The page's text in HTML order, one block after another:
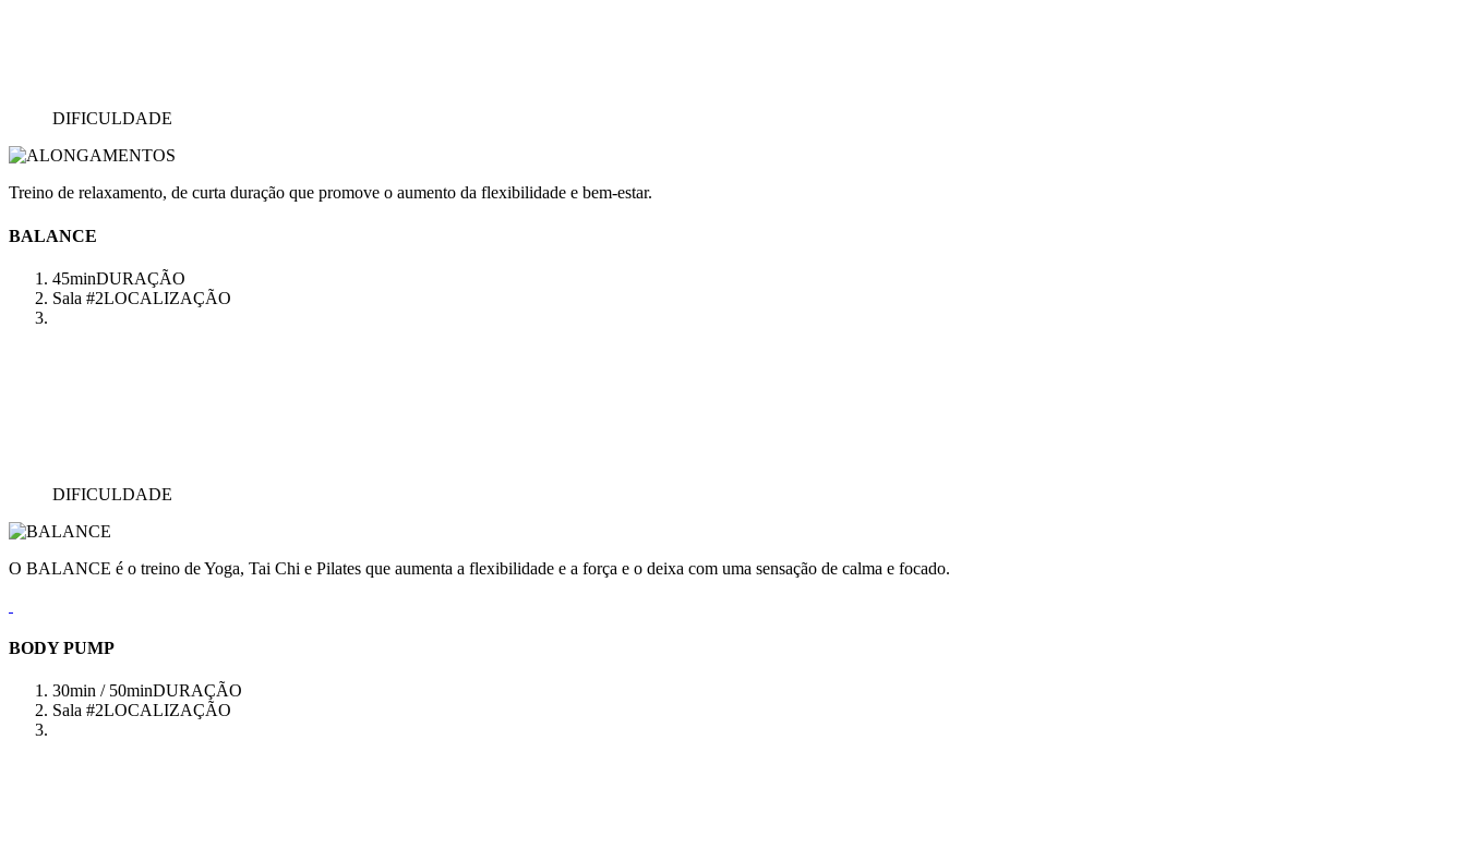
DIFICULDADE
Treino de relaxamento, de curta duração que promove o aumento da flexibilidade e bem-estar.
BALANCE
45minDURAÇÃO
Sala #2LOCALIZAÇÃO
DIFICULDADE
O BALANCE é o treino de Yoga, Tai Chi e Pilates que aumenta a flexibilidade e a força e o deixa com uma sensação de calma e focado.
BODY PUMP
30min / 50minDURAÇÃO
Sala #2LOCALIZAÇÃO